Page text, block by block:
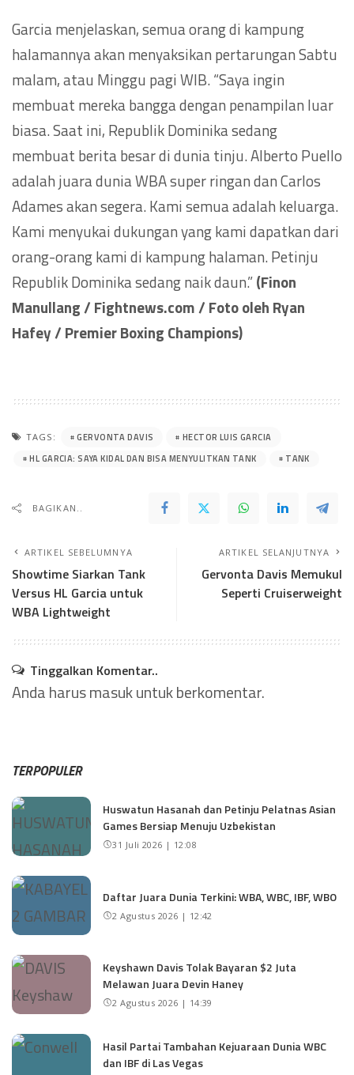
Garcia menjelaskan, semua orang di kampung
halamannya akan menyaksikan pertarungan Sabtu
malam, atau Minggu pagi WIB. “Saya ingin
membuat mereka bangga dengan penampilan luar
biasa. Saat ini, Republik Dominika sedang
membuat berita besar di dunia tinju. Alberto Puello
adalah juara dunia WBA super ringan dan Carlos
Adames akan segera. Kami semua adalah keluarga.
Kami menyukai dukungan yang kami dapatkan dari
orang-orang kami di kampung halaman. Petinju
Republik Dominika sedang naik daun.”(Finon
Manullang / Fightnews.com / Foto oleh Ryan
Hafey / Premier Boxing Champions)
TAGS: GERVONTA DAVIS
HECTOR LUIS GARCIA
HL GARCIA: SAYA KIDAL DAN BISA MENYULITKAN TANK
TANK
BAGIKAN..
ARTIKEL SEBELUMNYA
Showtime Siarkan Tank
Versus HL Garcia untuk
WBA Lightweight
ARTIKEL SELANJUTNYA
Gervonta Davis Memukul
Seperti Cruiserweight
Tinggalkan Komentar..
Anda harusmasukuntuk berkomentar.
TERPOPULER
Huswatun Hasanah dan Petinju Pelatnas Asian
Games Bersiap Menuju Uzbekistan
31 Juli 2026 | 12:08
Daftar Juara Dunia Terkini: WBA, WBC, IBF, WBO
2 Agustus 2026 | 12:42
Keyshawn Davis Tolak Bayaran $2 Juta
Melawan Juara Devin Haney
2 Agustus 2026 | 14:39
Hasil Partai Tambahan Kejuaraan Dunia WBC
dan IBF di Las Vegas